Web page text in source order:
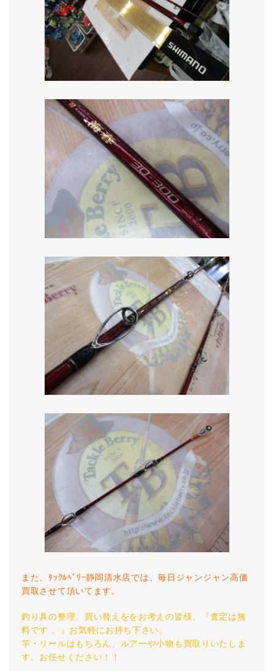
また、ﾀｯｸﾙﾍﾞﾘｰ静岡清水店では、毎日ジャンジャン高価
買取させて頂いてます。
釣り具の整理、買い替えををお考えの皆様、『査定は無
料です 。』お気軽にお持ち下さい。
竿・リールはもちろん、ルアーや小物も買取りいたしま
す。お任せください！！